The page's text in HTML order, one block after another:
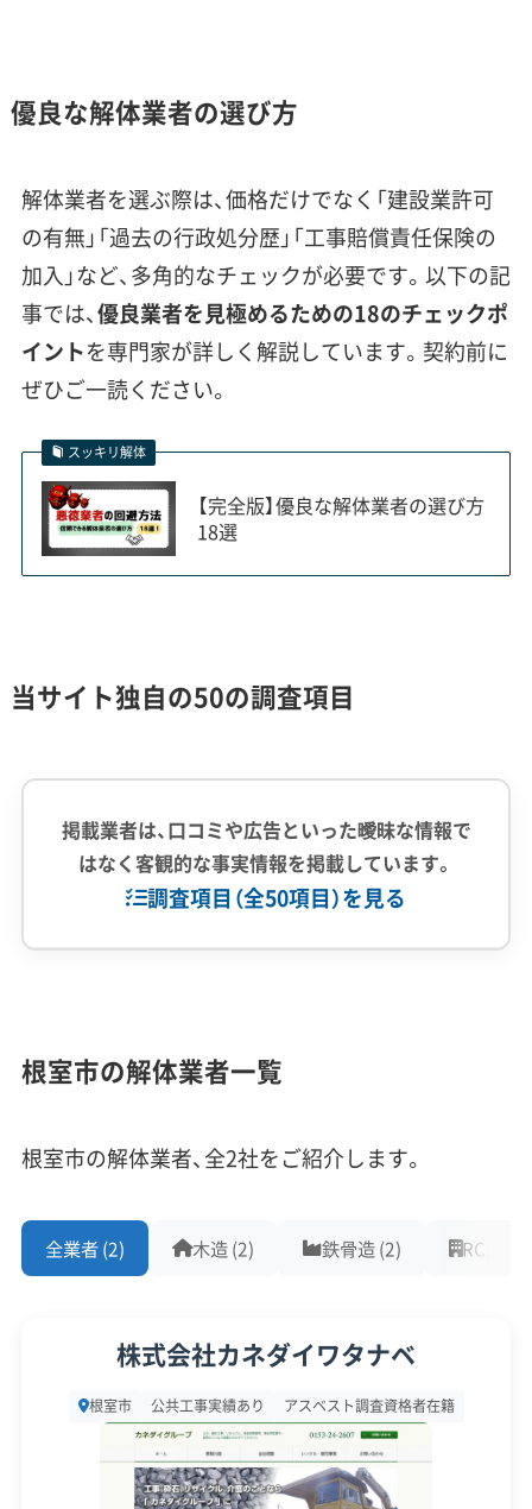
で隣とつながっているケースも珍
前の近隣挨拶を丁寧に行い、万一の
補修に備えた保険にしっかり加入
している業者を選ぶことが、失敗し
ないための大切なポイントです。
北洋漁業の歴史が刻む、密集市街地と老
朽化ストック
昭和の北洋漁業ブーム期に建てられた住宅が
ません。この時期、全国から労働者が集まり人口が
急増したため、住宅は「質より量」を優先して供給さ
港周辺にぎっしりと建てられました。これらの築40
迎え、市内の空き家問題の大部分を占めているので
また、根室市は北方領土に近いという地理的な事情
建物がそのまま残りやすい状況がありました。この
ため、解体しても土地の使い道が見えにくく、所有
者が解体をためらう原因にもなっています。
優良な解体業者の選び方
解体業者を選ぶ際は、価格だけでなく「建設業許可
の有無」「過去の行政処分歴」「工事賠償責任保険の
加入」など、多角的なチェックが必要です。以下の記
事では、優良業者を見極めるための18のチェックポ
イントを専門家が詳しく解説しています。契約前に
ぜひご一読ください。
スッキリ解体
【完全版】優良な解体業者の選び方
18選
当サイト独自の50の調査項目
掲載業者は、口コミや広告といった曖昧な情報で
はなく客観的な事実情報を掲載しています。
調査項目（全50項目）を見る
従業員30人以上
中間処理場保有
アスベストレベル1,2除去 ブロック塀
土木工事
保有資格(9)
建設業許可 解体工事業登録
産業廃棄物収集運搬業許可
産業廃棄物処分業許可
石綿作業主任者
根室市の解体業者一覧
根室市の解体業者、全2社をご紹介します。
全業者 (2) 木造 (2) 鉄骨造 (2) RC造 (2)
株式会社カネダイワタナベ
根室市 公共工事実績あり アスベスト調査資格者在籍